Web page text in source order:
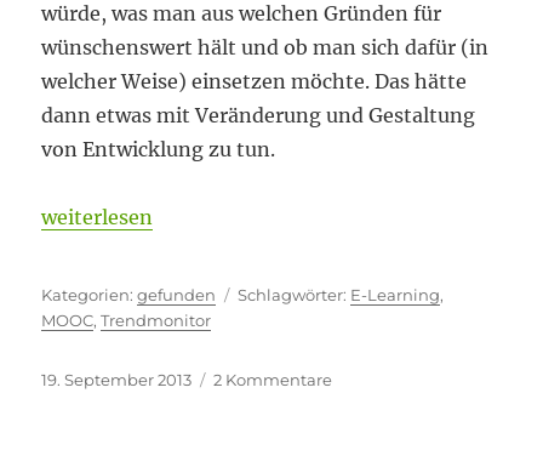
würde, was man aus welchen Gründen für
wünschenswert hält und ob man sich dafür (in
welcher Weise) einsetzen möchte. Das hätte
dann etwas mit Veränderung und Gestaltung
von Entwicklung zu tun.
„Achtungserfolg für MOOCs“
weiterlesen
Kategorien
gefunden Schlagwörter
E-Learning,
MOOC,Trendmonitor
Veröffentlicht
19. September 2013 2 Kommentarezu